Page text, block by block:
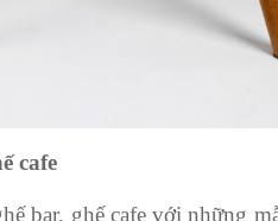
cafe
bar, ghế cafe với những